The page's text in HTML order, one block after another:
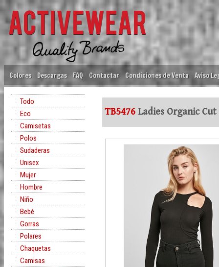
Colores Descargas FAQ Contactar Condiciones de Venta Aviso
Todo
Eco
Camisetas
Polos
Sudaderas
Unisex
Mujer
Hombre
Niño
Bebé
Gorras
Polares
Chaquetas
Camisas
TB5476 Ladies Organic